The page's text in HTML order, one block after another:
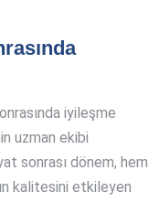
iyileşme
uzman ekibi
sonrası dönem, hem
kalitesini etkileyen